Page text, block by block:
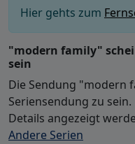
Hier gehts zum
"modern family"
sein
Die Sendung "modern
Seriensendung zu
Details angezeigt
Andere Serien